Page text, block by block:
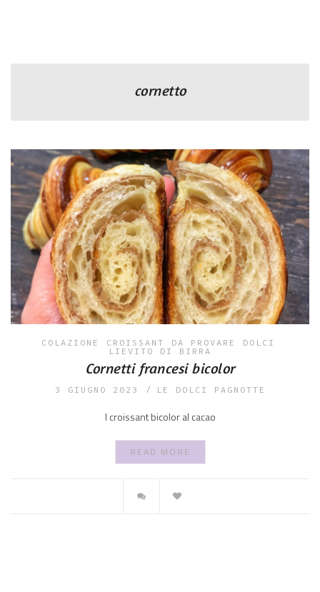
cornetto
COLAZIONE CROISSANT DA PROVARE
DOLCI
LIEVITO DI BIRRA
Cornetti francesi bicolor
3 GIUGNO 2023 LE DOLCI PAGNOTTE
I croissant bicolor al cacao
READ MORE